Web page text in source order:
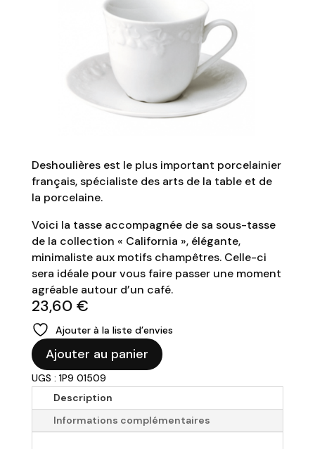
Deshoulières est le plus important porcelainier
français, spécialiste des arts de la table et de
la porcelaine.
Voici la tasse accompagnée de sa sous-tasse
de la collection « California », élégante,
minimaliste aux motifs champêtres. Celle-ci
sera idéale pour vous faire passer une moment
agréable autour d’un café.
23,60 €
Ajouter à la liste d’envies
quantité
de
DESHOULIÈRES
Tasse/Sous-
tasse
Ajouter au panier
UGS : 1P9 01509
Description
Informations complémentaires